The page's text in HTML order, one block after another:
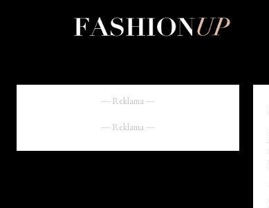
― Reklama ―
― Reklama ―